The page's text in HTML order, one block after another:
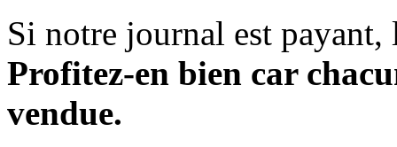
Si notre journal est payant,
Profitez-en bien car
vendue.